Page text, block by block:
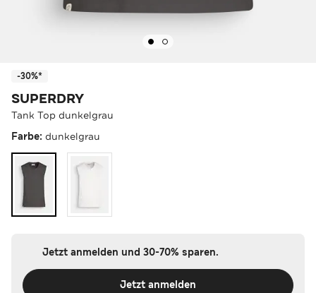
-30%*
SUPERDRY
Tank Top dunkelgrau
Farbe: dunkelgrau
Jetzt anmelden und 30-70% sparen.
Jetzt anmelden